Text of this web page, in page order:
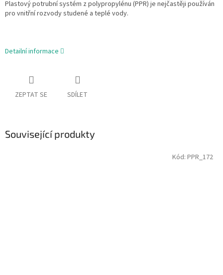
Plastový potrubní systém z polypropylénu (PPR) je nejčastěji používán
pro vnitřní rozvody studené a teplé vody.
Detailní informace
ZEPTAT SE SDÍLET
Související produkty
Kód: PPR_172